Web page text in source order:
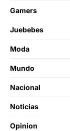
Gamers
Juebebes
Moda
Mundo
Nacional
Noticias
Opinion